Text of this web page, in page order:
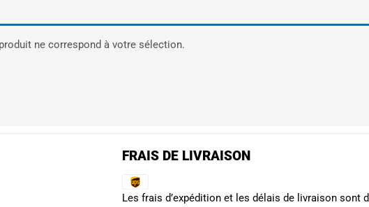
ne correspond à votre sélection.
FRAIS DE LIVRAISON
Les frais d’expédition et les délais de livraison sont